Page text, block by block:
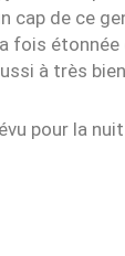
cap de ce
fois
à très
pour la